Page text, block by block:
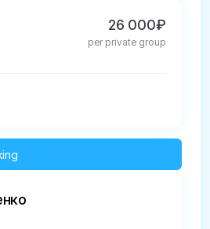
26 000₽
per private group